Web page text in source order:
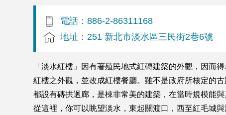
電話：886-2-86311168
地址：251 新北市淡水區三民街2巷6號
「淡水紅樓」因有著殖民地式紅磚建築的外觀，因而
紅樓之外觀，並改成紅樓餐廳。雖不是政府所核定的
都設有磚拱迴廊，是棟非常美的建築，在當時規模能
從這裡，你可以眺望淡水，東起關渡口，西至紅毛城